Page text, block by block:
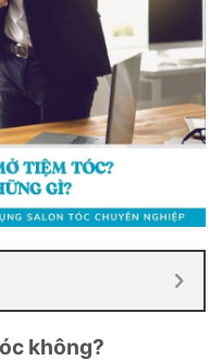
không?